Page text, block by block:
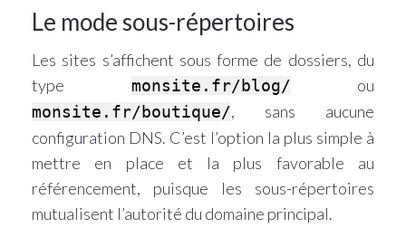
Le mode sous-répertoires
Les sites s’affichent sous forme de dossiers, du
type monsite.fr/blog/ ou
monsite.fr/boutique/, sans aucune
configuration DNS. C’est l’option la plus simple à
mettre en place et la plus favorable au
référencement, puisque les sous-répertoires
mutualisent l’autorité du domaine principal.